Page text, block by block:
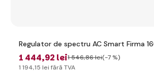
Regulator de spectru AC Smart Firma
1 444,92 lei1 546,86 lei(-7 %)
1 194,15 lei fără TVA